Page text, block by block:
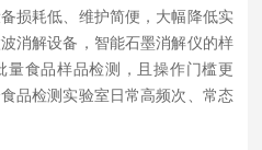
损耗低、维护简便，大幅降低实
消解设备，智能石墨消解仪的样
量食品样品检测，且操作门槛更
品检测实验室日常高频次、常态